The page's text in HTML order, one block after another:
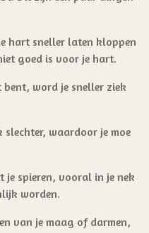
hart sneller laten kloppen
goed is voor je hart.
word je sneller ziek
waardoor je moe
je spieren, vooral in je nek
worden.
van je maag of darmen,